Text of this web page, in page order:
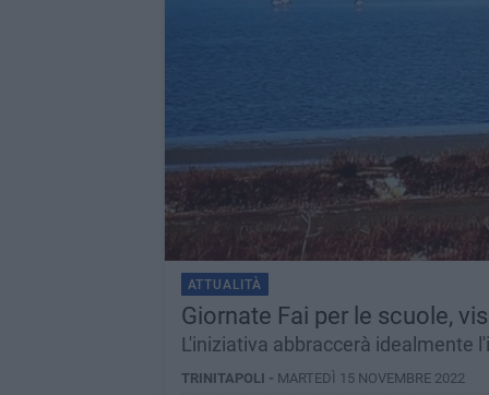
ATTUALITÀ
Giornate Fai per le scuole,
L'iniziativa abbraccerà idealmente
TRINITAPOLI - MARTEDÌ 15 NOVEMBRE 2022